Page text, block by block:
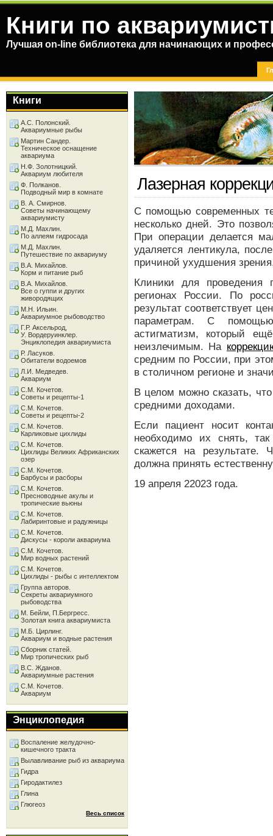
Книги по
Лучшая on-line библиотека для начинающих и
Лазерная
С помощью современных
несколько дней. Это
При операции делается
удаляется лентикула,
причиной ухудшения
Клиники для проведения
регионах России. По
результат соответствует
параметрам. С
астигматизм, который
неизлечимым. На
средним по России, при
в столичном регионе и
В целом можно сказать,
средними доходами.
Если пациент носит
необходимо их снять,
скажется на результате.
должна принять
19 апреля 22023 года.
Книги
А.С. Полонский.
Аквариумные рыбы
Мартин Сандер.
Техническое оснащение
аквариума
Н.Ф. Золотницкий.
Аквариум любителя
Ф. Полканов.
Подводный мир в комнате
В. А. Смирнов.
Советы начинающему
аквариумисту
М.Д. Махлин.
По аллеям гидросада
М.Д. Махлин.
Путешествие по аквариуму
В.А. Михайлов.
Корм и питание рыб
В.А. Михайлов.
Все о гуппи и других
живородящих
М.Н. Ильин.
Аквариумное рыбоводство
Г.Р. Аксельрод,
У. Вордеруинклер.
Энциклопедия аквариумиста
Р. Ласуков.
Обитатели водоемов
Л.И. Медведев.
Аквариум
С.М. Кочетов.
Советы и рецепты-1
С.М. Кочетов.
Советы и рецепты-2
С.М. Кочетов.
Карликовые цихлиды
С.М. Кочетов.
Цихлиды Великих Африканских
озер
С.М. Кочетов.
Барбусы и расборы
С.М. Кочетов.
Пресноводные акулы и
тропические вьюны
С.М. Кочетов.
Лабиринтовые и радужницы
С.М. Кочетов.
Дискусы - короли аквариума
С.М. Кочетов.
Мир водных растений
С.М. Кочетов.
Цихлиды - рыбы с интеллектом
Группа авторов.
Секреты аквариумного
рыбоводства
М. Бейли, П.Бергресс.
Золотая книга аквариумиста
М.Б. Цирлинг.
Аквариум и водные растения
Сборник статей.
Мир тропических рыб
В.С. Жданов.
Аквариумные растения
С.М. Кочетов.
Аквариум
Энциклопедия
Воспаление желудочно-
кишечного тракта
Вылавливание рыб из аквариума
Гидра
Гиродактилез
Глина
Глюгеоз
Весь список